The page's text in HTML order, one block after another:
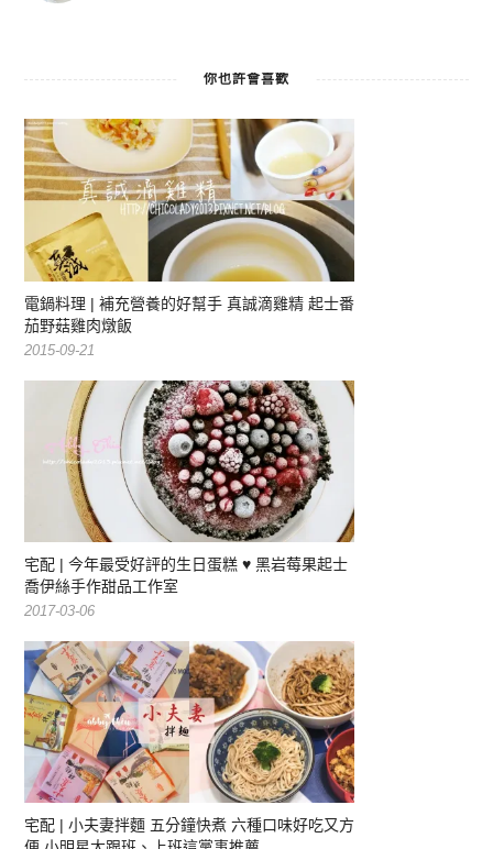
你也許會喜歡
電鍋料理 | 補充營養的好幫手 真誠滴雞精 起士番
茄野菇雞肉燉飯
2015-09-21
宅配 | 今年最受好評的生日蛋糕 ♥ 黑岩莓果起士
喬伊絲手作甜品工作室
2017-03-06
宅配 | 小夫妻拌麵 五分鐘快煮 六種口味好吃又方